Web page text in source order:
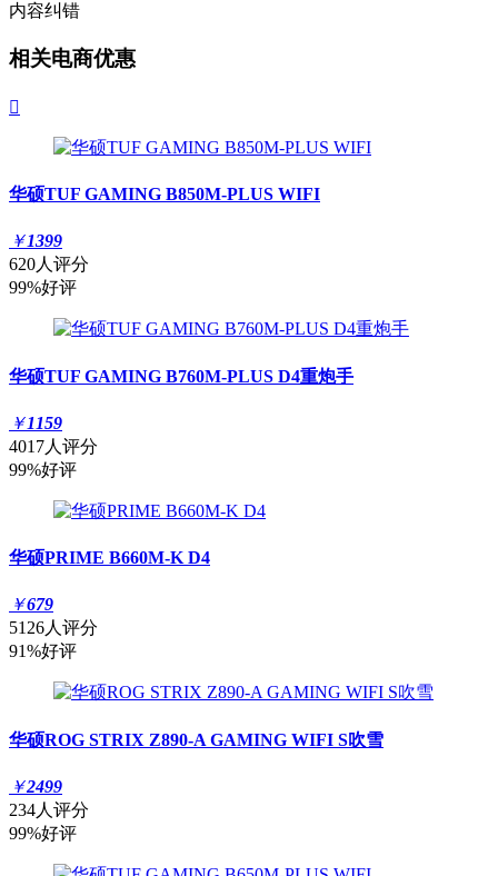
内容纠错
相关电商优惠

华硕TUF GAMING B850M-PLUS WIFI
￥1399
620人评分
99%好评
华硕TUF GAMING B760M-PLUS D4重炮手
￥1159
4017人评分
99%好评
华硕PRIME B660M-K D4
￥679
5126人评分
91%好评
华硕ROG STRIX Z890-A GAMING WIFI S吹雪
￥2499
234人评分
99%好评